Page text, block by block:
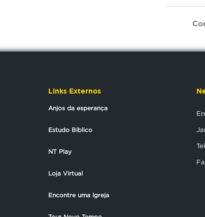
Links Externos
Anjos da esperança
Estudo Biblico
NT Play
Loja Virtual
Encontre uma Igreja